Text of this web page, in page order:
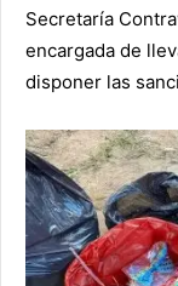
Secretaría
encargada de
disponer las